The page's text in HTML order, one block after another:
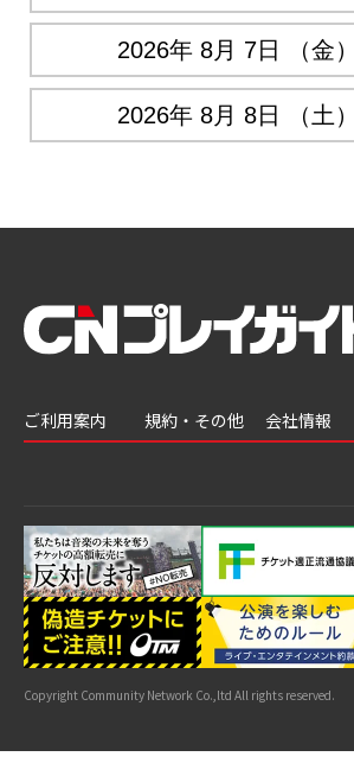
2026年 8月 7日 （金
2026年 8月 8日 （土
ご利用案内
結果
よくあるご質問
はじめてガイド
公演中止・変更
サイトマップ
規約・その他
利用規約
特商法に基づく
表示
カスタマーハラ
スメントへの対
応指針
会社情報
Copyright Community Network Co.,ltd All rights reserved.